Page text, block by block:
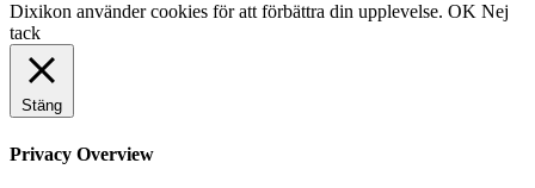
Dixikon använder cookies för att förbättra din upplevelse. OK Nej
tack
Stäng
Privacy Overview